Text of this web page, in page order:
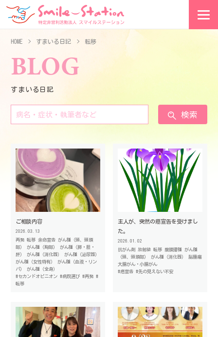
HOME すまいる日記 転移
BLOG
すまいる日記
検索
2026.03.13
ご相談内容
再発 転移 余命宣告 がん種（頭、頭頸
部）
がん種（胸部）
がん種（膵・胆・
肝）
がん種（消化器）
がん種（泌尿器）
がん種（女性特有）
がん種（血液・リン
パ）
がん種（全身）
#セカンドオピニオン #病院選び #再発 #
転移
2026.01.02
主人が、突然の癌宣告を受けまし
た。
抗がん剤 放射線 転移 腹膜播種 がん種
（頭、頭頸部）
がん種（消化器）
脳腫瘍
大腸がん・小腸がん
#癌宣告 #先の見えない不安